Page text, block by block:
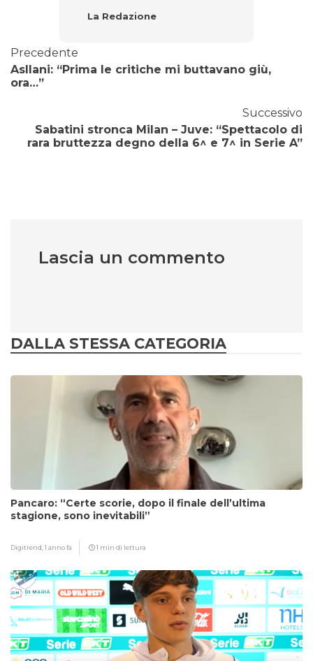
La Redazione
Precedente
Asllani: “Prima le critiche mi buttavano giù,
ora…”
Successivo
Sabatini stronca Milan – Juve: “Spettacolo di
rara bruttezza degno della 6^ e 7^ in Serie A”
Lascia un commento
DALLA STESSA CATEGORIA
Pancaro: “Certe scorie, dopo il finale dell’ultima
stagione, sono inevitabili”
Digitrend,1 anno fa 1 min di lettura